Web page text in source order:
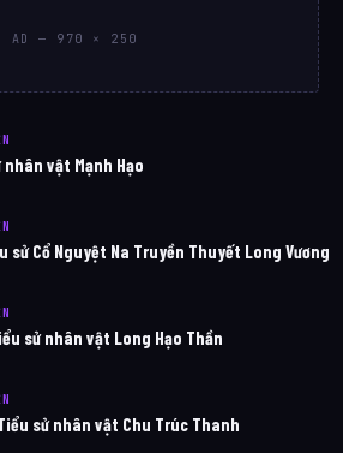
AD — 970 × 250
vật Mạnh Hạo
sử Cổ Nguyệt Na Truyền Thuyết Long Vương
sử nhân vật Long Hạo Thần
sử nhân vật Chu Trúc Thanh